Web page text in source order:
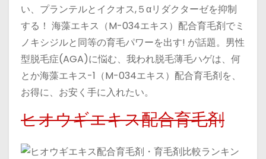
い、プランテルとイクオス,５αリダクターゼを抑制
する！ 海藻エキス（M-034エキス）配合育毛剤でミ
ノキシジルと同等の育毛パワーを出す! が話題。男性
型脱毛症(AGA)に悩む、我われ脱毛薄毛ハゲは、何
とか海藻エキス-1（M-034エキス）配合育毛剤を、
お得に、お安く手に入れたい。
ヒオウギエキス配合育毛剤
・育毛剤比較ランキン